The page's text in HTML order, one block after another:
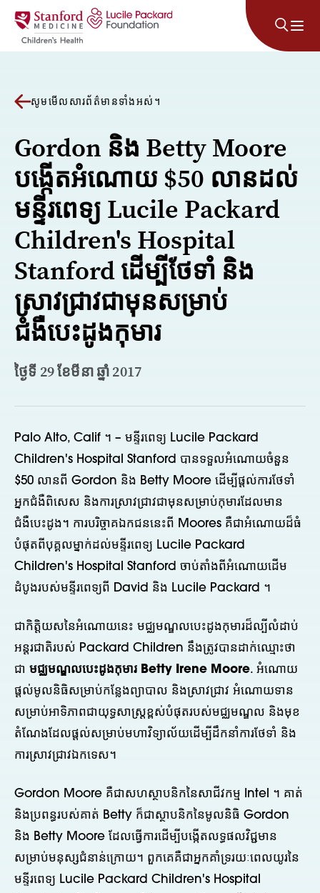
រំលងទៅមាតិកា
សូមមើលសារព័ត៌មានទាំងអស់។
Gordon និង Betty Moore
បង្កើតអំណោយ $50 លានដល់
មន្ទីរពេទ្យ Lucile Packard
Children's Hospital
Stanford ដើម្បីថែទាំ និង
ស្រាវជ្រាវជាមុនសម្រាប់
ជំងឺបេះដូងកុមារ
ថ្ងៃទី 29 ខែមីនា ឆ្នាំ 2017
Palo Alto, Calif ។ – មន្ទីរពេទ្យ Lucile Packard
Children's Hospital Stanford បានទទួលអំណោយចំនួន
$50 លានពី Gordon និង Betty Moore ដើម្បីផ្តល់ការថែទាំ
អ្នកជំងឺពិសេស និងការស្រាវជ្រាវជាមុនសម្រាប់កុមារដែលមាន
ជំងឺបេះដូង។ ការបរិច្ចាគឯកជននេះពី Moores គឺជាអំណោយដ៏ធំ
បំផុតពីបុគ្គលម្នាក់ដល់មន្ទីរពេទ្យ Lucile Packard
Children's Hospital Stanford ចាប់តាំងពីអំណោយដើម
ដំបូងរបស់មន្ទីរពេទ្យពី David និង Lucile Packard ។
ជាកិត្តិយសនៃអំណោយនេះ មជ្ឈមណ្ឌលបេះដូងកុមារដ៏ល្បីលំដាប់
អន្តរជាតិរបស់ Packard Children នឹងត្រូវបានដាក់ឈ្មោះថា
ជា មជ្ឈមណ្ឌលបេះដូងកុមារ Betty Irene Moore. អំណោយ
ផ្តល់មូលនិធិសម្រាប់កន្លែងព្យាបាល និងស្រាវជ្រាវ អំណោយទាន
សម្រាប់អាទិភាពជាយុទ្ធសាស្រ្តខ្ពស់បំផុតរបស់មជ្ឈមណ្ឌល និងមុខ
តំណែងដែលផ្តល់សម្រាប់មហាវិទ្យាល័យដើម្បីដឹកនាំការថែទាំ និង
ការស្រាវជ្រាវឯកទេស។
Gordon Moore គឺជាសហស្ថាបនិកនៃសាជីវកម្ម Intel ។ គាត់
និងប្រពន្ធរបស់គាត់ Betty ក៏ជាស្ថាបនិកនៃមូលនិធិ Gordon
និង Betty Moore ដែលធ្វើការដើម្បីបង្កើតលទ្ធផលវិជ្ជមាន
សម្រាប់មនុស្សជំនាន់ក្រោយ។ ពួកគេគឺជាអ្នកគាំទ្ររយៈពេលយូរនៃ
មន្ទីរពេទ្យ Lucile Packard Children's Hospital